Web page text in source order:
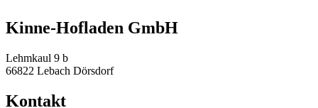
Kinne-Hofladen GmbH
Lehmkaul 9 b
66822 Lebach Dörsdorf
Kontakt